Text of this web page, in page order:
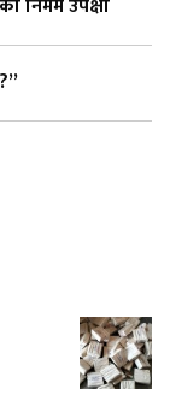
निर्मम उपेक्षा